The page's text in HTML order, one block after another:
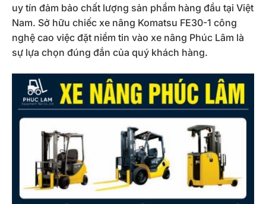
uy tín đảm bảo chất lượng sản phẩm hàng đầu tại Việt
Nam. Sở hữu chiếc xe nâng Komatsu FE30-1 công
nghệ cao việc đặt niềm tin vào xe nâng Phúc Lâm là
sự lựa chọn đúng đắn của quý khách hàng.